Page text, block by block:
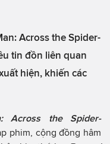
Across the Spider-
tin đồn liên quan
hiện, khiến các
Across the Spider-
phim, cộng đồng hâm